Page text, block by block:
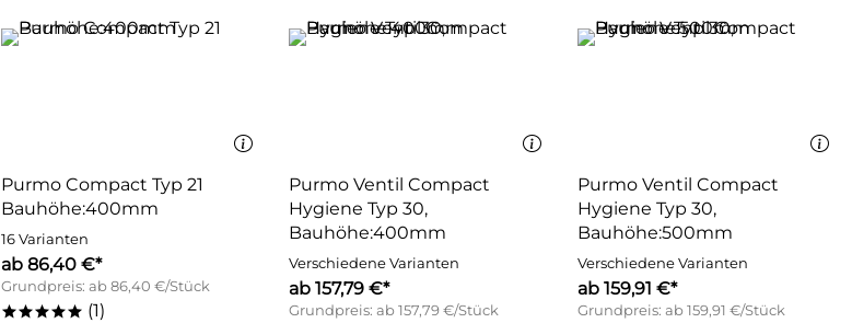
Purmo Compact Typ 21
Bauhöhe:400mm
16 Varianten
ab 86,40 €*
Grundpreis: ab 86,40 €/Stück
***** (1)
Purmo Ventil Compact
Hygiene Typ 30,
Bauhöhe:400mm
Verschiedene Varianten
ab 157,79 €*
Grundpreis: ab 157,79 €/Stück
Purmo Ventil Compact
Hygiene Typ 30,
Bauhöhe:500mm
Verschiedene Varianten
ab 159,91 €*
Grundpreis: ab 159,91 €/Stück